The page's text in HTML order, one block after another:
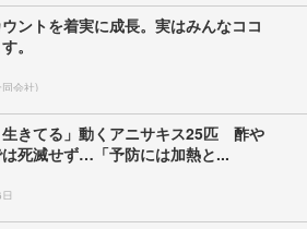
ントを着実に成長。実はみんなココ
。
会社)
生きてる」動くアニサキス25匹 酢や
は死滅せず…「予防には加熱と...